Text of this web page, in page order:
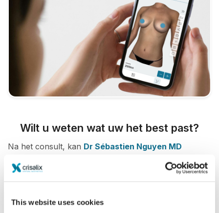
This website uses cookies
Wilt u weten wat uw het best past?
Na het consult, kan Dr Sébastien Nguyen MD
u uw "nieuwe ik" laten zien vanuit uw eigen
huis via uw Crisalix-account. Hierdoor kunt u de
om hun advies te krijgen.